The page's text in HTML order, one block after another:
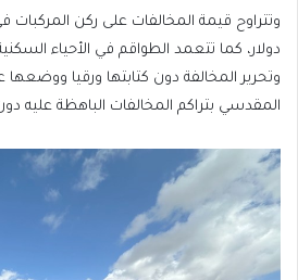
دولار، كما تتعمد الطواقم في الأحياء
وتحرير المخالفة دون كتابتها ورقيا ووضعها
المقدسي بتراكم المخالفات الباهظة عليه